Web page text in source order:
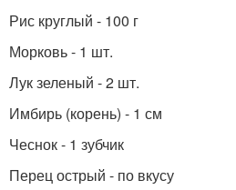
Рис круглый - 100 г
Морковь - 1 шт.
Лук зеленый - 2 шт.
Имбирь (корень) - 1 см
Чеснок - 1 зубчик
Перец острый - по вкусу